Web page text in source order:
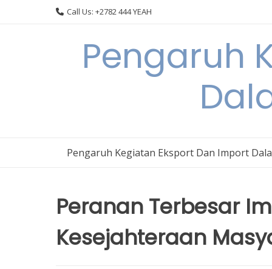
Call Us: +2782 444 YEAH
Pengaruh
Pengaruh Kegiatan Eksport Dan Import
Peranan Terbesar
Kesejahteraan